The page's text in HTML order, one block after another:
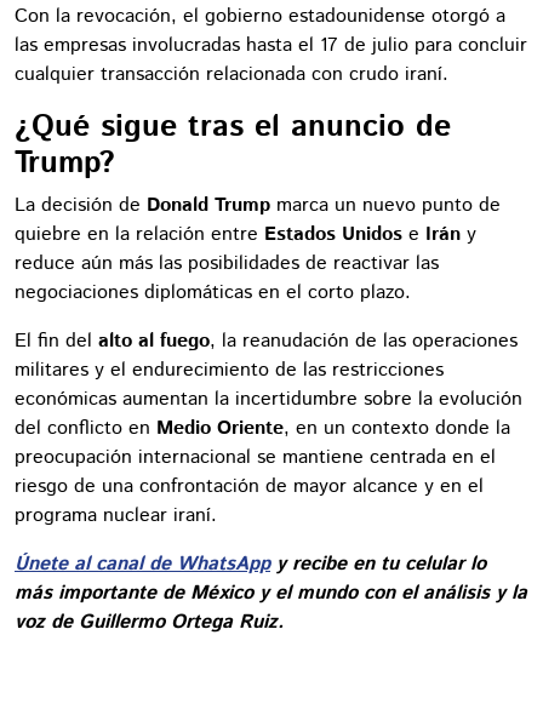
Con la revocación, el gobierno estadounidense otorgó a
las empresas involucradas hasta el 17 de julio para concluir
cualquier transacción relacionada con crudo iraní.
¿Qué sigue tras el anuncio de
Trump?
La decisión de Donald Trump marca un nuevo punto de
quiebre en la relación entre Estados Unidos e Irán y
reduce aún más las posibilidades de reactivar las
negociaciones diplomáticas en el corto plazo.
El fin del alto al fuego, la reanudación de las operaciones
militares y el endurecimiento de las restricciones
económicas aumentan la incertidumbre sobre la evolución
del conflicto en Medio Oriente, en un contexto donde la
preocupación internacional se mantiene centrada en el
riesgo de una confrontación de mayor alcance y en el
programa nuclear iraní.
Únete al canal de WhatsAppy recibe en tu celular lo
más importante de México y el mundo con el análisis y la
voz de Guillermo Ortega Ruiz.